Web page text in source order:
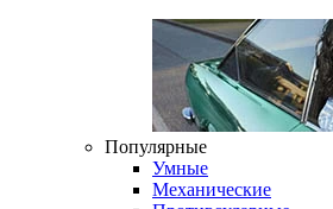
Популярные
Умные
Механические